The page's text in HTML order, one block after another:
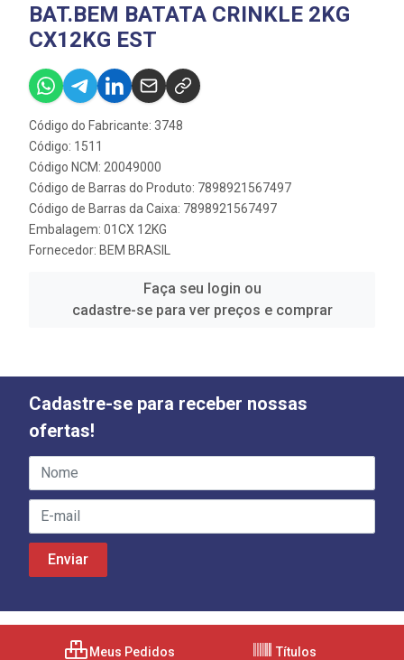
BAT.BEM BATATA CRINKLE 2KG
CX12KG EST
Código do Fabricante: 3748
Código: 1511
Código NCM: 20049000
Código de Barras do Produto: 7898921567497
Código de Barras da Caixa: 7898921567497
Embalagem: 01CX 12KG
Fornecedor: BEM BRASIL
Faça seu login ou
cadastre-se para ver preços e comprar
Cadastre-se para receber nossas
ofertas!
Meus Pedidos Títulos